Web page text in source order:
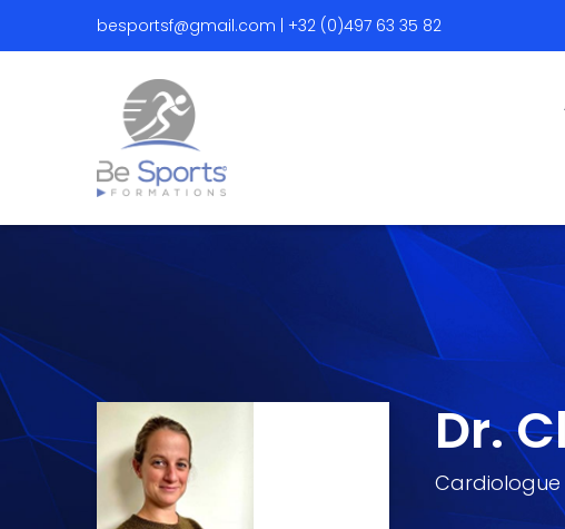
besportsf@gmail.com | +32 (0)497 63 35 82
Dr.